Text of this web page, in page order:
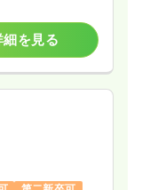
細を見る